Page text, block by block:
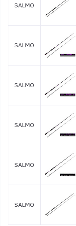
SALMO
SALMO
SALMO
SALMO
SALMO
SALMO